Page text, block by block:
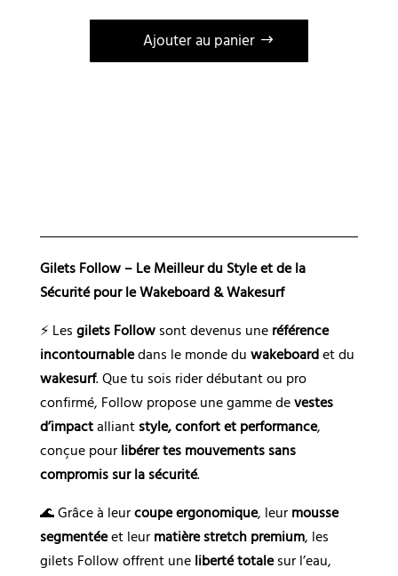
Ajouter au panier
t
i
v
:
Gilets Follow – Le Meilleur du Style et de la
Sécurité pour le Wakeboard & Wakesurf
⚡ Les gilets Followsont devenus une référence
incontournabledans le monde du wakeboardet du
wakesurf. Que tu sois rider débutant ou pro
confirmé, Follow propose une gamme devestes
d’impactalliant style, confort et performance,
conçue pour libérer tes mouvements sans
compromis sur la sécurité.
🌊 Grâce à leurcoupe ergonomique, leur mousse
segmentéeet leur matière stretch premium, les
gilets Follow offrent une liberté totalesur l’eau,